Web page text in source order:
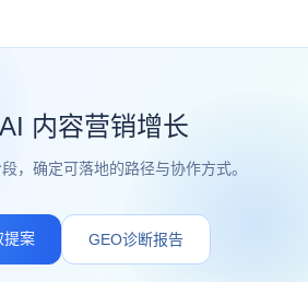
内容营销增长
，确定可落地的路径与协作方式。
提案 GEO诊断报告